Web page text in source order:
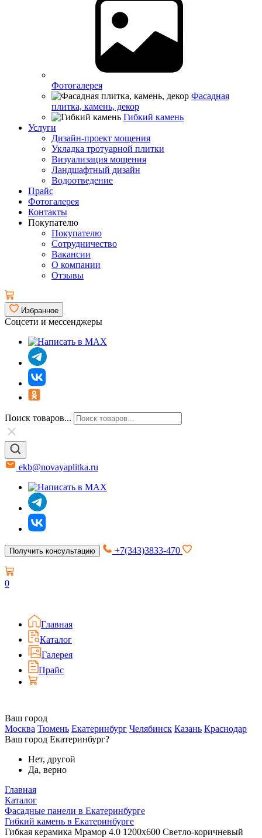
Фотогалерея
Фасадная
плитка, камень, декор
Гибкий камень
Услуги
Дизайн-проект мощения
Укладка тротуарной плитки
Визуализация мощения
Ландшафтный дизайн
Водоотведение
Прайс
Фотогалерея
Контакты
Покупателю
Покупателю
Сотрудничество
Вакансии
О компании
Отзывы
Избранное
Соцсети и мессенджеры
Поиск товаров...
ekb@novayaplitka.ru
Получить консультацию +7(343)3833-470
0
Главная
Каталог
Галерея
Прайс
Ваш город
Москва Тюмень Екатеринбург Челябинск Казань Краснодар
Ваш город Екатеринбург?
Нет, другой
Да, верно
Главная
Каталог
Фасадные панели в Екатеринбурге
Гибкий камень в Екатеринбурге
Гибкая керамика Мрамор 4.0 1200x600 Светло-коричневый